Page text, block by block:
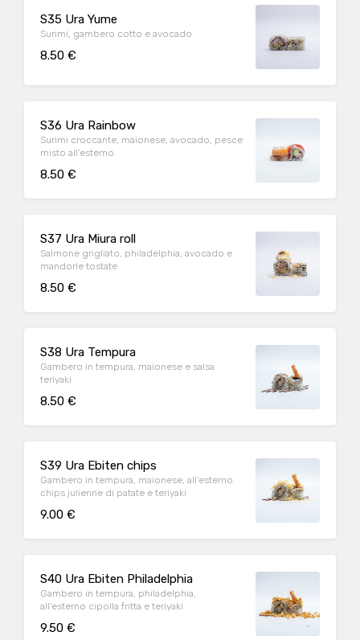
S35 Ura Yume
Surimi, gambero cotto e avocado
8.50 €
S36 Ura Rainbow
Surimi croccante, maionese, avocado, pesce
misto all’esterno
8.50 €
S37 Ura Miura roll
Salmone grigliato, philadelphia, avocado e
mandorle tostate
8.50 €
S38 Ura Tempura
Gambero in tempura, maionese e salsa
teriyaki
8.50 €
S39 Ura Ebiten chips
Gambero in tempura, maionese, all’esterno
chips julienne di patate e teriyaki
9.00 €
S40 Ura Ebiten Philadelphia
Gambero in tempura, philadelphia,
all’esterno cipolla fritta e teriyaki
9.50 €